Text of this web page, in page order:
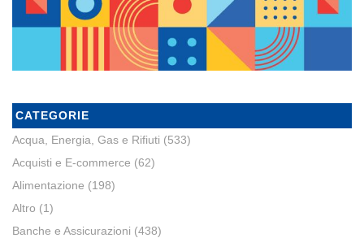
CATEGORIE
Acqua, Energia, Gas e Rifiuti (533)
Acquisti e E-commerce (62)
Alimentazione (198)
Altro (1)
Banche e Assicurazioni (438)